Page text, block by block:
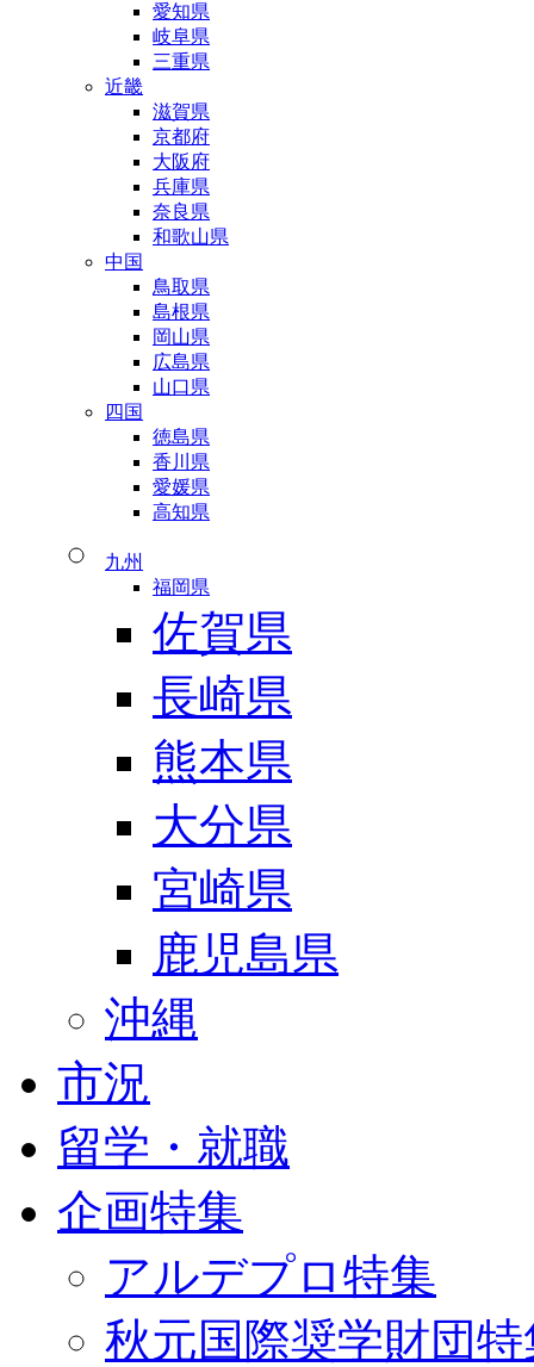
愛知県
岐阜県
三重県
近畿
滋賀県
京都府
大阪府
兵庫県
奈良県
和歌山県
中国
鳥取県
島根県
岡山県
広島県
山口県
四国
徳島県
香川県
愛媛県
高知県
九州
福岡県
佐賀県
長崎県
熊本県
大分県
宮崎県
鹿児島県
沖縄
市況
留学・就職
企画特集
アルデプロ特集
秋元国際奨学財団特